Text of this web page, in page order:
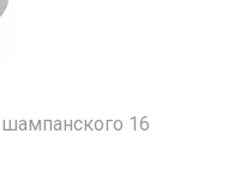
16